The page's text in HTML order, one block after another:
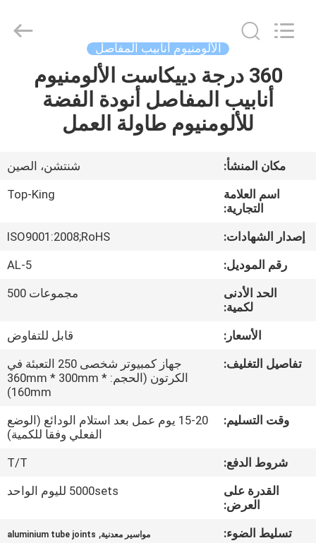
المنزل
المنتجات
حولنا
في
المصنع
مراقبة
الجودة
اتصل
اقتباس
خريطة
الموقع
الألومنيوم أنابيب المفاصل
360 درجة دييكاست الألومنيوم
أنابيب المفاصل أنودة الفضة
للألومنيوم طاولة العمل
مكان المنشأ:
شنتشن، الصين
اسم العلامة
التجارية:
Top-King
إصدار الشهادات:
ISO9001:2008;RoHS
رقم الموديل:
AL-5
الحد الأدنى
لكمية:
مجموعات 500
الأسعار:
قابل للتفاوض
تفاصيل التغليف:
جهاز كمبيوتر شخصى 250 التعبئة في
الكرتون (الحجم: 360mm * 300mm *
160mm)
وقت التسليم:
15-20 يوم عمل بعد استلام الودائع (الوضع
الفعلي وفقا للكمية)
شروط الدفع:
T/T
القدرة على
العرض:
5000sets لليوم الواحد
تسليط الضوء: مواسير معدنية,
aluminium tube joints